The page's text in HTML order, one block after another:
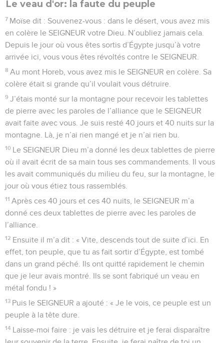
Le veau d'or: la faute du peuple
7 Moïse dit : Souvenez-vous : dans le désert, vous avez mis
en colère le SEIGNEUR votre Dieu. N’oubliez jamais cela.
Depuis le jour où vous êtes sortis d’Égypte jusqu’à votre
arrivée ici, vous vous êtes révoltés contre le SEIGNEUR.
8 Au mont Horeb, vous avez mis le SEIGNEUR en colère. Sa
colère était si grande qu’il voulait vous détruire.
9 J’étais monté sur la montagne pour recevoir les tablettes
de pierre avec les paroles de l’alliance que le SEIGNEUR
avait faite avec vous. Je suis resté 40 jours et 40 nuits sur la
montagne. Là, je n’ai rien mangé et je n’ai rien bu.
10 Le SEIGNEUR Dieu m’a donné les deux tablettes de pierre
où il avait écrit de sa main tous ses commandements. Il vous
les avait communiqués du milieu du feu, sur la montagne, le
jour où vous étiez tous rassemblés.
11 Après ces 40 jours et ces 40 nuits, le SEIGNEUR m’a
donné ces deux tablettes de pierre avec les paroles de
l’alliance.
12 Ensuite il m’a dit : « Vite, descends tout de suite d’ici. En
effet, ton peuple, que tu as fait sortir d’Égypte, est tombé
dans un grand péché. Ils ont quitté rapidement le chemin
que je leur avais montré. Ils se sont fabriqué un veau en
métal fondu ! »
13 Puis le SEIGNEUR a ajouté : « Je le vois, ce peuple est un
peuple à la tête dure.
14 Laisse-moi faire : je vais les détruire et je ferai disparaître